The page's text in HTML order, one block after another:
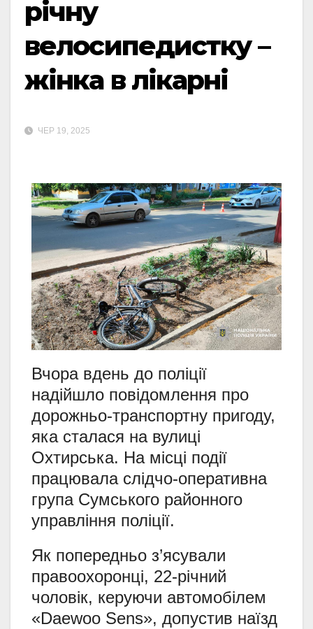
річну
велосипедистку –
жінка в лікарні
ЧЕР 19, 2025
Вчора вдень до поліції
надійшло повідомлення про
дорожньо-транспортну пригоду,
яка сталася на вулиці
Охтирська. На місці події
працювала слідчо-оперативна
група Сумського районного
управління поліції.
Як попередньо з’ясували
правоохоронці, 22-річний
чоловік, керуючи автомобілем
«Daewoo Sens», допустив наїзд